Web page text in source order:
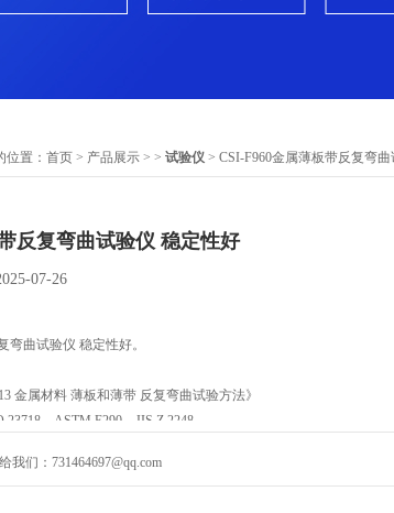
位置： 首页 > 产品展示 > > 试验仪 > CSI-F960金属薄板带反复弯
反复弯曲试验仪 稳定性好
07-26
弯曲试验仪 稳定性好。
金属材料 薄板和薄带 反复弯曲试验方法》
23718，ASTM E290，JIS Z 2248
我们：731464697@qq.com